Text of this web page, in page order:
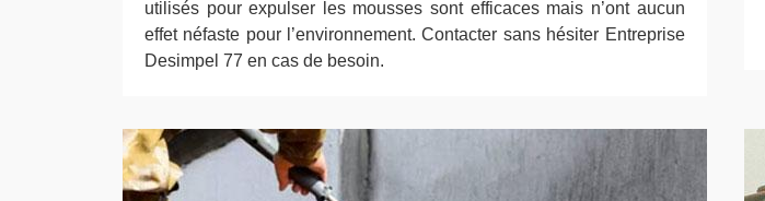
utilisés pour expulser les mousses sont efficaces mais n’ont aucun
effet néfaste pour l’environnement. Contacter sans hésiter Entreprise
Desimpel 77 en cas de besoin.